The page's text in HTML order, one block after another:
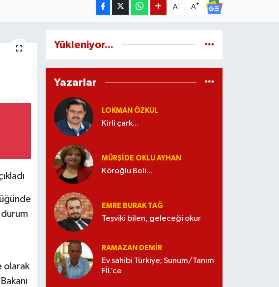
A- A+
olarak
Yükleniyor...
Yazarlar
LOKMAN ÖZKUL
Kirli çark...
MÜRŞIDE OKLU AYHAN
Köroğlu Beli...
EMRE BURAK TAĞ
Teşviki bilen, geleceği okur
RAMAZAN DEMİR
Ev sahibi Türkiye; Sunum/Tanım
FİL’ce